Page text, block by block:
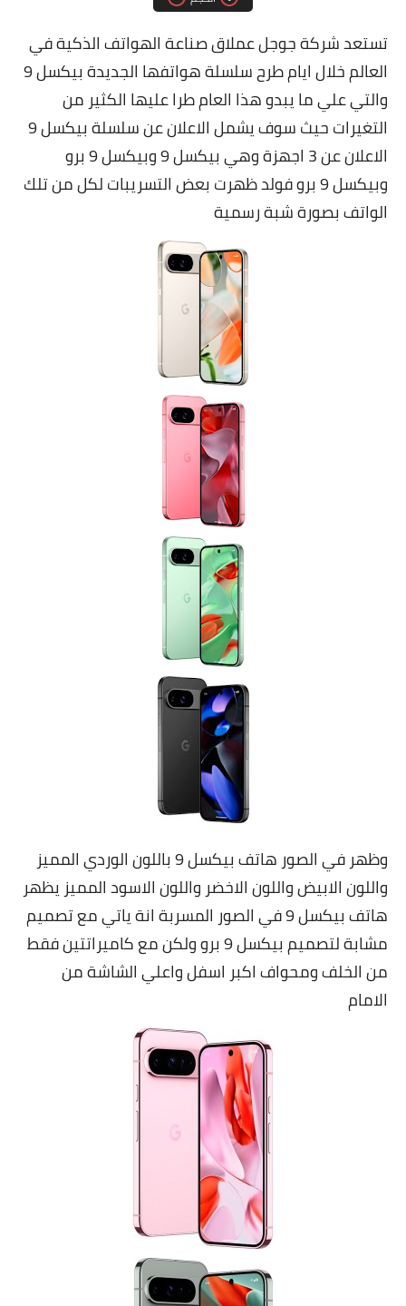
تستعد شركة جوجل عملاق صناعة الهواتف الذكية في
العالم خلال ايام طرح سلسلة هواتفها الجديدة بيكسل 9
والتي علي ما يبدو هذا العام طرا عليها الكثير من
التغيرات حيث سوف يشمل الاعلان عن سلسلة بيكسل 9
الاعلان عن 3 اجهزة وهي بيكسل 9 وبيكسل 9 برو
وبيكسل 9 برو فولد ظهرت بعض التسريبات لكل من تلك
الواتف بصورة شبة رسمية
وظهر في الصور هاتف بيكسل 9 باللون الوردي المميز
واللون الابيض واللون الاخضر واللون الاسود المميز يظهر
هاتف بيكسل 9 في الصور المسربة انة ياتي مع تصميم
مشابة لتصميم بيكسل 9 برو ولكن مع كاميراتتين فقط
من الخلف ومحواف اكبر اسفل واعلي الشاشة من
الامام